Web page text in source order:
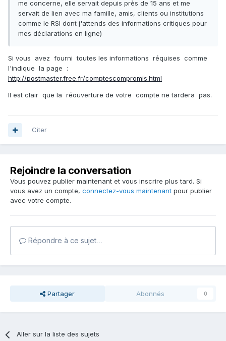
me concerne, elle servait depuis près de 15 ans et me
servait de lien avec ma famille, amis, clients ou institutions
comme le RSI dont j'attends des informations critiques pour
mes déclarations en ligne)
Si vous avez fourni toutes les informations réquises comme
l'indique la page :
http://postmaster.free.fr/comptescompromis.html
Il est clair que la réouverture de votre compte ne tardera pas.
Citer
Rejoindre la conversation
Vous pouvez publier maintenant et vous inscrire plus tard. Si
vous avez un compte, connectez-vous maintenant pour publier
avec votre compte.
Répondre à ce sujet…
Partager Abonnés 0
Aller sur la liste des sujets